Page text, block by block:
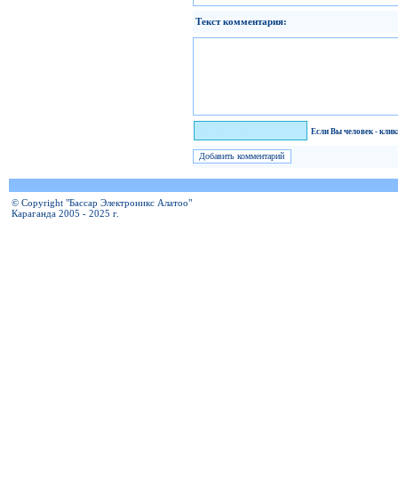
Текст комментария:
Если Вы человек -
© Copyright "Бассар Электроникс Алатоо"
Караганда 2005 - 2025 г.